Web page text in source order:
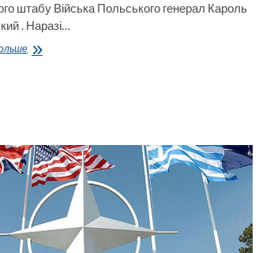
штабу Війська Польського генерал Кароль
. Наразі…
У
до
300
тисяч
військових
НАТО
—
Генштаб
Війська